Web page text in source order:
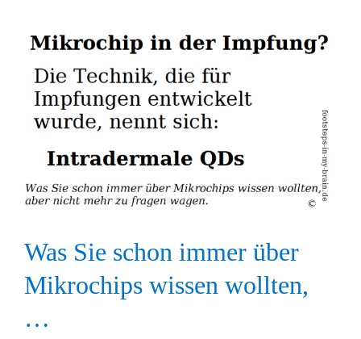
Was Sie schon immer über
Mikrochips wissen wollten,
…